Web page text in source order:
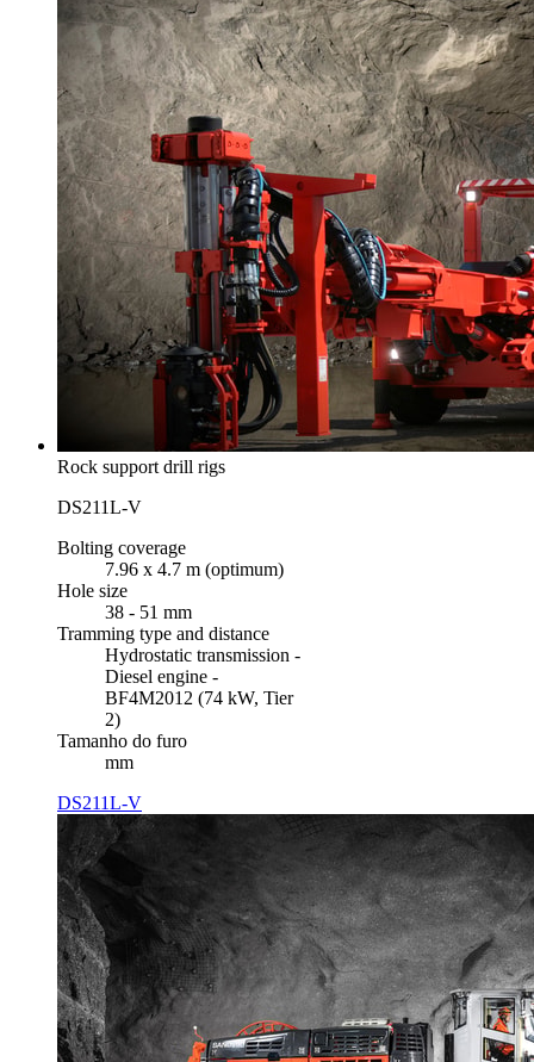
Rock support drill rigs
DS211L-V
Bolting coverage
7.96 x 4.7 m (optimum)
Hole size
38 - 51 mm
Tramming type and distance
Hydrostatic transmission -
Diesel engine -
BF4M2012 (74 kW, Tier
2)
Tamanho do furo
mm
DS211L-V